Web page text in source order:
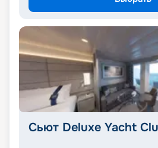
Сьют Deluxe Yacht